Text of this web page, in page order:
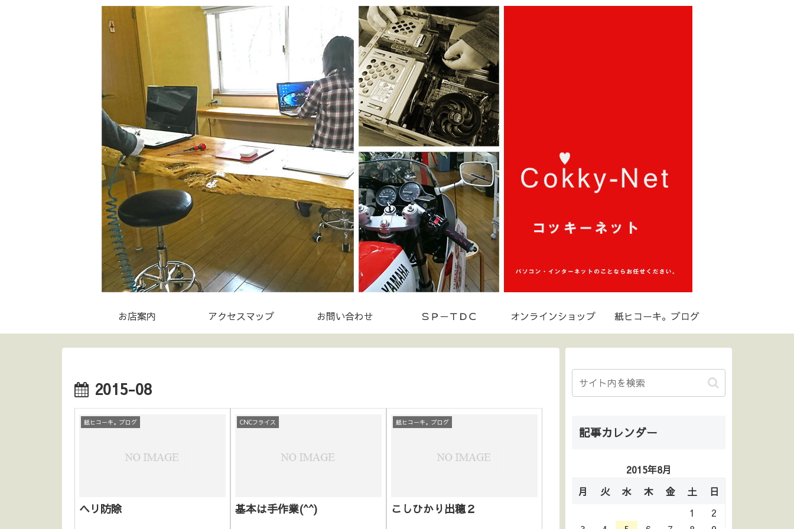
お店案内 アクセスマップ お問い合わせ ＳＰ－ＴＤＣ オンラインショップ 紙ヒコーキ。ブログ
2015-08
紙ヒコーキ。ブログ
ヘリ防除
CNCフライス
基本は手作業(^^)
紙ヒコーキ。ブログ
こしひかり出穂２
記事カレンダー
2015年8月
月
火 水 木 金 土
日
1
2